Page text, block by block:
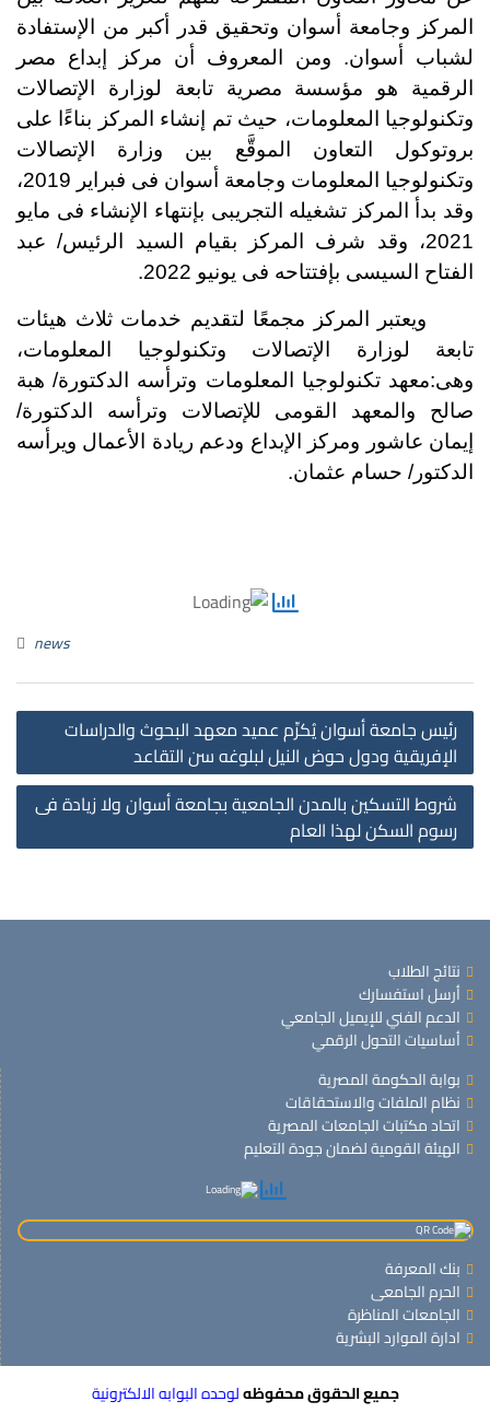
المركز وجامعة أسوان وتحقيق قدر أكبر من الإستفادة
لشباب أسوان. ومن المعروف أن مركز إبداع مصر
الرقمية هو مؤسسة مصرية تابعة لوزارة الإتصالات
وتكنولوجيا المعلومات، حيث تم إنشاء المركز بناءًا على
بروتوكول التعاون الموقَّع بين وزارة الإتصالات
وتكنولوجيا المعلومات وجامعة أسوان فى فبراير 2019،
وقد بدأ المركز تشغيله التجريبى بإنتهاء الإنشاء فى مايو
2021، وقد شرف المركز بقيام السيد الرئيس/ عبد
الفتاح السيسى بإفتتاحه فى يونيو 2022.
ويعتبر المركز مجمعًا لتقديم خدمات ثلاث هيئات
تابعة لوزارة الإتصالات وتكنولوجيا المعلومات،
وهى:معهد تكنولوجيا المعلومات وترأسه الدكتورة/ هبة
صالح والمعهد القومى للإتصالات وترأسه الدكتورة/
إيمان عاشور ومركز الإبداع ودعم ريادة الأعمال ويرأسه
الدكتور/ حسام عثمان.
news
رئيس جامعة أسوان يُكرِّم عميد معهد البحوث والدراسات
الإفريقية ودول حوض النيل لبلوغه سن التقاعد
شروط التسكين بالمدن الجامعية بجامعة أسوان ولا زيادة فى
رسوم السكن لهذا العام
نتائج الطلاب
أرسل استفسارك
الدعم الفني للإيميل الجامعي
أساسيات التحول الرقمي
بوابة الحكومة المصرية
نظام الملفات والاستحقاقات
اتحاد مكتبات الجامعات المصرية
الهيئة القومية لضمان جودة التعليم
بنك المعرفة
الحرم الجامعى
الجامعات المناظرة
ادارة الموارد البشرية
جميع الحقوق محفوظهلوحده البوابه الالكترونية